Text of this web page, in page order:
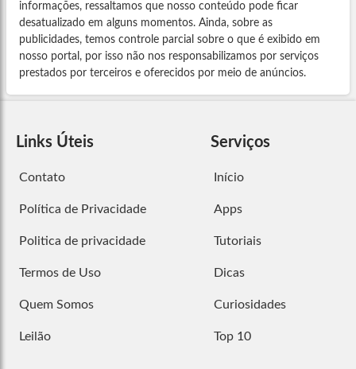
informações, ressaltamos que nosso conteúdo pode ficar
desatualizado em alguns momentos. Ainda, sobre as
publicidades, temos controle parcial sobre o que é exibido em
nosso portal, por isso não nos responsabilizamos por serviços
prestados por terceiros e oferecidos por meio de anúncios.
Links Úteis
Contato
Política de Privacidade
Politica de privacidade
Termos de Uso
Quem Somos
Leilão
Serviços
Início
Apps
Tutoriais
Dicas
Curiosidades
Top 10